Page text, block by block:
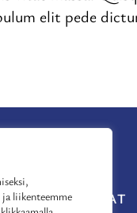
liikenteemme
elit pede
APURAHAT